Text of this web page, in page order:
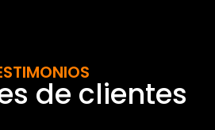
de clientes